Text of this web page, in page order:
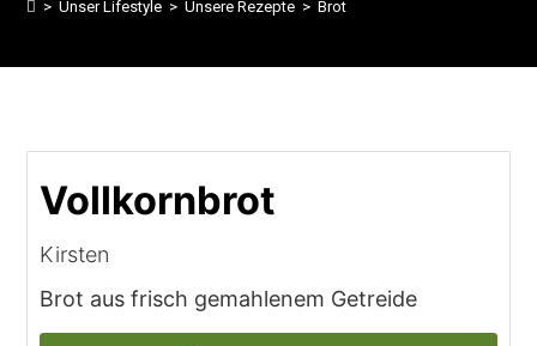
> Unser Lifestyle > Unsere Rezepte > Brot
Vollkornbrot
Kirsten
Brot aus frisch gemahlenem Getreide